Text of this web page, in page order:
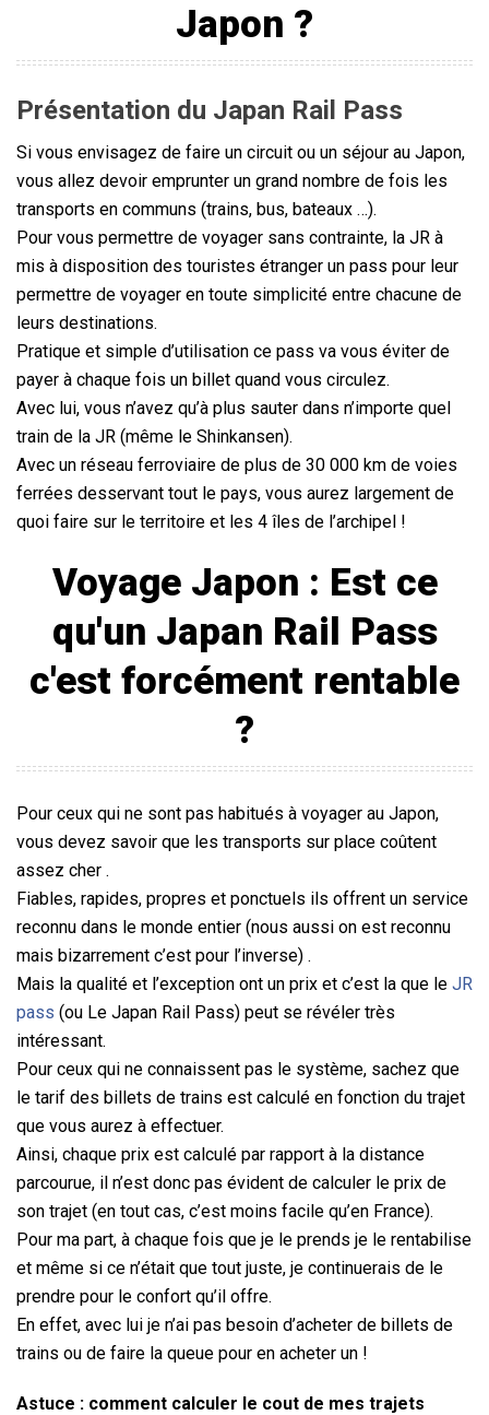
Japon ?
Présentation du Japan Rail Pass
Si vous envisagez de faire un circuit ou un séjour au Japon,
vous allez devoir emprunter un grand nombre de fois les
transports en communs (trains, bus, bateaux …).
Pour vous permettre de voyager sans contrainte, la JR à
mis à disposition des touristes étranger un pass pour leur
permettre de voyager en toute simplicité entre chacune de
leurs destinations.
Pratique et simple d’utilisation ce pass va vous éviter de
payer à chaque fois un billet quand vous circulez.
Avec lui, vous n’avez qu’à plus sauter dans n’importe quel
train de la JR (même le Shinkansen).
Avec un réseau ferroviaire de plus de 30 000 km de voies
ferrées desservant tout le pays, vous aurez largement de
quoi faire sur le territoire et les 4 îles de l’archipel !
Voyage Japon : Est ce
qu'un Japan Rail Pass
c'est forcément rentable
?
Pour ceux qui ne sont pas habitués à voyager au Japon,
vous devez savoir que les transports sur place coûtent
assez cher .
Fiables, rapides, propres et ponctuels ils offrent un service
reconnu dans le monde entier (nous aussi on est reconnu
mais bizarrement c’est pour l’inverse) .
Mais la qualité et l’exception ont un prix et c’est la que le JR
pass (ou Le Japan Rail Pass) peut se révéler très
intéressant.
Pour ceux qui ne connaissent pas le système, sachez que
le tarif des billets de trains est calculé en fonction du trajet
que vous aurez à effectuer.
Ainsi, chaque prix est calculé par rapport à la distance
parcourue, il n’est donc pas évident de calculer le prix de
son trajet (en tout cas, c’est moins facile qu’en France).
Pour ma part, à chaque fois que je le prends je le rentabilise
et même si ce n’était que tout juste, je continuerais de le
prendre pour le confort qu’il offre.
En effet, avec lui je n’ai pas besoin d’acheter de billets de
trains ou de faire la queue pour en acheter un !
Astuce : comment calculer le cout de mes trajets